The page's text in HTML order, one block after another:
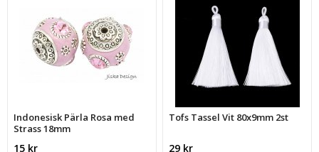
Indonesisk Pärla Rosa med
Strass 18mm
15 kr
Tofs Tassel Vit 80x9mm 2st
29 kr